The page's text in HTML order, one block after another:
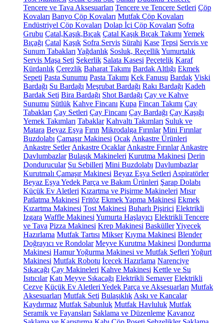
Tencere ve Tava Aksesuarları Tencere ve Tencere Setleri Çöp
Kovaları Banyo Çöp Kovaları Mutfak Çöp Kovaları
Endüstriyel Çöp Kovaları Dolap İçi Çöp Kovaları Sofra
Grubu Çatal,Kaşık,Bıçak Çatal Kaşık Bıçak Takımı Yemek
Bıçağı Çatal Kaşık Sofra Servis Sürahi Kase Tepsi Servis ve
Sunum Tabakları Yağdanlık Sosluk, ReçellikYumurtalık
Servis Maşa Seti Şekerlik Salata Kasesi Peçetelik Karaf
Kürdanlık Çerezlik Baharat Takımı Bardak Altlığı Ekmek
Sepeti Pasta Sunumu Pasta Takımı Kek Fanusu Bardak Viski
Bardağı Su Bardağı Meşrubat Bardağı Rakı Bardağı Kadeh
Bardak Seti Bira Bardağı Shot Bardağı Çay ve Kahve
Sunumu Sütlük Kahve Fincanı Kupa Fincan Takımı Çay
Tabakları Çay Setleri Çay Fincanı Çay Bardağı Çay Kaşığı
Yemek Takımları Tabaklar Kahvaltı Takımları Suluk ve
Matara Beyaz Eşya Fırın Mikrodalga Fırınlar Mini Fırınlar
Buzdolabı Çamaşır Makinesi Ocak Ankastre Ürünleri
Ankastre Setler Ankastre Ocaklar Ankastre Fırınlar Ankastre
Davlumbazlar Bulaşık Makineleri Kurutma Makinesi Derin
Dondurucular Su Sebilleri Mini Buzdolabı Davlumbazlar
Kurutmalı Çamaşır Makinesi Beyaz Eşya Setleri Aspiratörler
Beyaz Eşya Yedek Parça ve Bakım Ürünleri Şarap Dolabı
Küçük Ev Aletleri Kızartma ve Pişirme Makineleri Mısır
Patlatma Makinesi Fritöz Ekmek Yapma Makinesi Ekmek
Kızartma Makinesi Tost Makinesi Buharlı Pişirici Elektrikli
Izgara Waffle Makinesi Yumurta Haşlayıcı Elektrikli Tencere
ve Tava Pizza Makinesi Krep Makinesi BasküllerYiyecek
Hazırlama Mutfak Tartısı Mikser Kıyma Makinesi Blender
Doğrayıcı ve Rondolar Meyve Kurutma Makinesi Dondurma
Makinesi Hamur Yoğurma Makinesi ve Mutfak Şefleri Yoğurt
Makinesi Mutfak Robotu İçecek Hazırlama Narenciye
Sıkacağı Çay Makineleri Kahve Makinesi Kettle ve Su
Isıtıcılar Katı Meyve Sıkacağı Elektrikli Semaver Elektrikli
Cezve Küçük Ev Aletleri Yedek Parça ve Aksesuarları Mutfak
Aksesuarları Mutfak Seti Bulaşıklık Askı ve Kancalar
Kaydırmaz Mutfak Sabunluk Mutfak Havluluk Mutfak
Seramik ve Fayansları Saklama ve Düzenleme Kavanoz